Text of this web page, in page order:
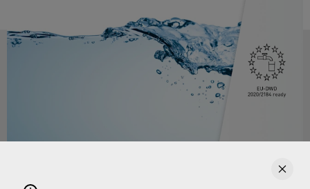
EU-DWD 2020/2184